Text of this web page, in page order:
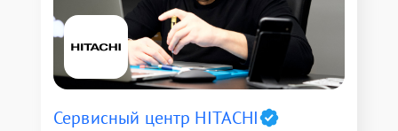
Сервисный центр HITACHI